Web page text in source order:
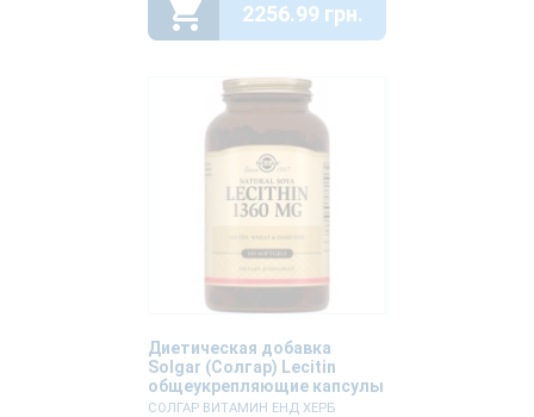
2256.99 грн.
Диетическая добавка
Solgar (Солгар) Lecitin
общеукрепляющие капсулы
№100
СОЛГАР ВИТАМИН ЕНД ХЕРБ